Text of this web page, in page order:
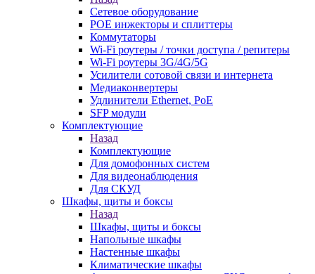
Сетевое оборудование
POE инжекторы и сплиттеры
Коммутаторы
Wi-Fi роутеры / точки доступа / репитеры
Wi-Fi роутеры 3G/4G/5G
Усилители сотовой связи и интернета
Медиаконвертеры
Удлинители Ethernet, PoE
SFP модули
Комплектующие
Назад
Комплектующие
Для домофонных систем
Для видеонаблюдения
Для СКУД
Шкафы, щиты и боксы
Назад
Шкафы, щиты и боксы
Напольные шкафы
Настенные шкафы
Климатические шкафы